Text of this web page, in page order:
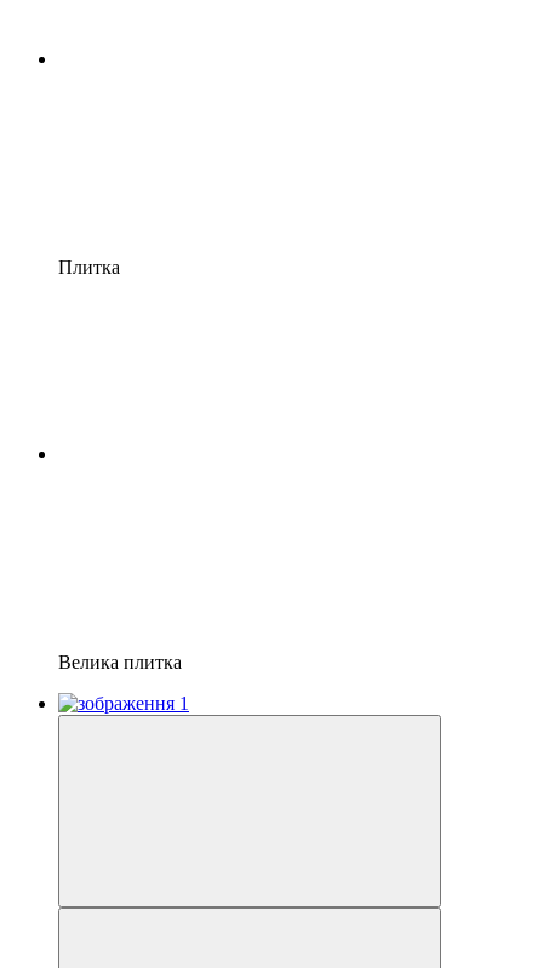
Плитка
Велика плитка